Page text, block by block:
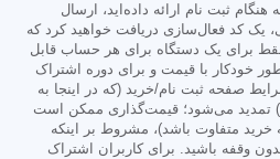
هنگام ثبت نام ارائه داده‌اید، ارسال
یک کد فعال‌سازی دریافت خواهید کرد که
برای یک دستگاه برای هر حساب قابل
خودکار با قیمت و برای دوره اشتراک
صفحه ثبت نام/خرید (که در اینجا به
تمدید می‌شود؛ قیمت‌گذاری ممکن است
متفاوت باشد)، مشروط بر اینکه
وقفه باشید. برای کاربران اشتراک